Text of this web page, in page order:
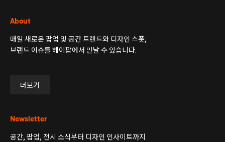
About
매일 새로운 팝업 및 공간 트렌드와 디자인 스폿,
브랜드 이슈를 헤이팝에서 만날 수 있습니다.
더보기
Newsletter
공간, 팝업, 전시 소식부터 디자인 인사이트까지